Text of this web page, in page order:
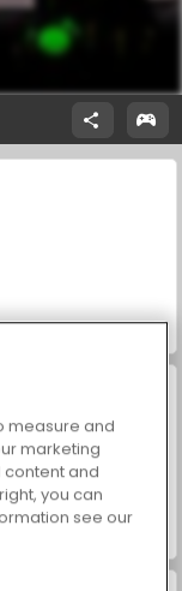
measure and
marketing
and
you can
see our